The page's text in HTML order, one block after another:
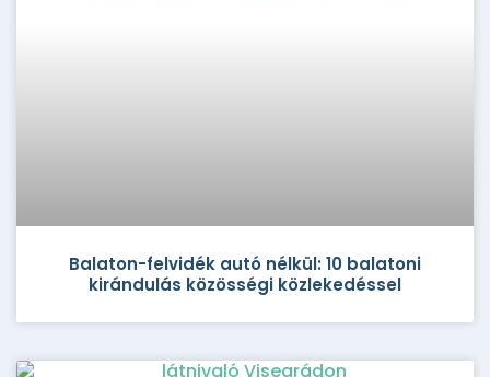
Balaton-felvidék autó nélkül: 10 balatoni
kirándulás közösségi közlekedéssel